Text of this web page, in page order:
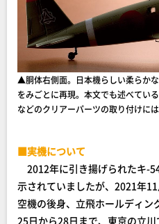
▲胴体右側面。日本機らしい柔らか
をみごとに再現。本文でも述べてい
などのクリアーパーツの取り付けに
■実機について
2012年に引き揚げられたキ-
示されていましたが、2021年
空機の後身、立飛ホールディン
25日から28日まで、東京の立